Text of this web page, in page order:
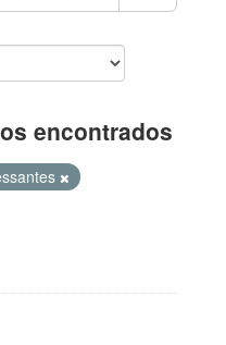
encontrados